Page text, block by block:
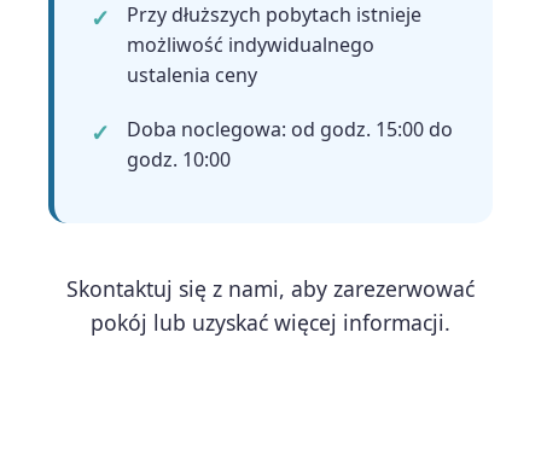
Przy dłuższych pobytach istnieje
możliwość indywidualnego
ustalenia ceny
Doba noclegowa: od godz. 15:00 do
godz. 10:00
Skontaktuj się z nami, aby zarezerwować
pokój lub uzyskać więcej informacji.